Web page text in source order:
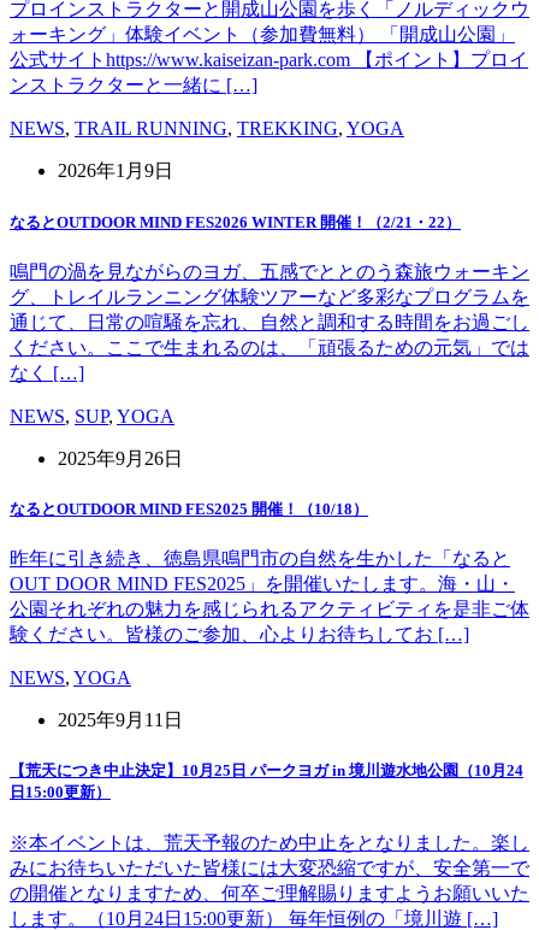
プロインストラクターと開成山公園を歩く「ノルディックウ
ォーキング」体験イベント（参加費無料） 「開成山公園」
公式サイトhttps://www.kaiseizan-park.com 【ポイント】プロイ
ンストラクターと一緒に […]
NEWS, TRAIL RUNNING, TREKKING, YOGA
2026年1月9日
なるとOUTDOOR MIND FES2026 WINTER 開催！（2/21・22）
鳴門の渦を見ながらのヨガ、五感でととのう森旅ウォーキン
グ、トレイルランニング体験ツアーなど多彩なプログラムを
通じて、日常の喧騒を忘れ、自然と調和する時間をお過ごし
ください。ここで生まれるのは、「頑張るための元気」では
なく […]
NEWS, SUP, YOGA
2025年9月26日
なるとOUTDOOR MIND FES2025 開催！（10/18）
昨年に引き続き、徳島県鳴門市の自然を生かした「なると
OUT DOOR MIND FES2025」を開催いたします。海・山・
公園それぞれの魅力を感じられるアクティビティを是非ご体
験ください。皆様のご参加、心よりお待ちしてお […]
NEWS, YOGA
2025年9月11日
【荒天につき中止決定】10月25日 パークヨガ in 境川遊水地公園（10月24
日15:00更新）
※本イベントは、荒天予報のため中止をとなりました。楽し
みにお待ちいただいた皆様には大変恐縮ですが、安全第一で
の開催となりますため、何卒ご理解賜りますようお願いいた
します。（10月24日15:00更新） 毎年恒例の「境川遊 […]